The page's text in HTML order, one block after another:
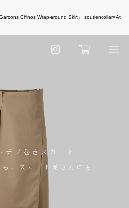
Garcons Chinos Wrap-around Skirt」 soutiencollar×At
チノ巻きスカート
、スカート派さんにも